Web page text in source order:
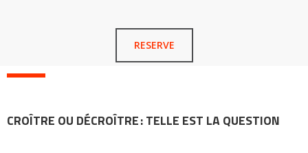
RESERVE
CROÎTRE OU DÉCROÎTRE : TELLE EST LA QUESTION